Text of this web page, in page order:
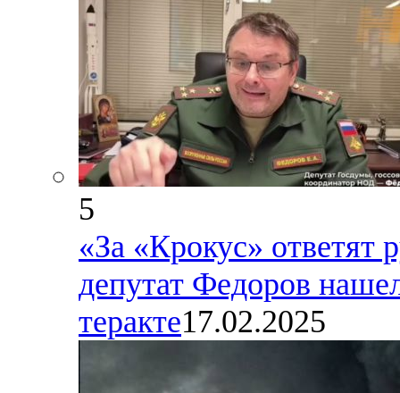
5
«За «Крокус» ответят
депутат Федоров
теракте17.02.2025